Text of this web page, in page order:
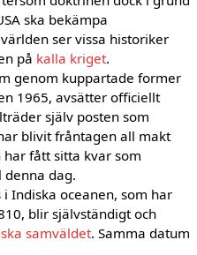
ska bekämpa
ser vissa historiker
på kalla kriget.
genom kuppartade former
1965, avsätter officiellt
själv posten som
blivit fråntagen all makt
fått sitta kvar som
dag.
Indiska oceanen, som har
blir självständigt och
samväldet. Samma datum